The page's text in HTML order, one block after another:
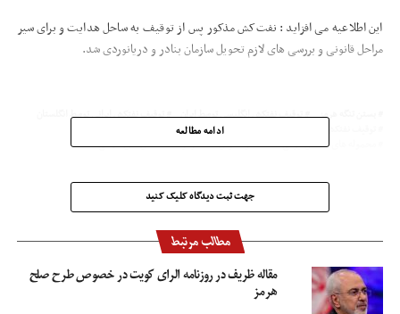
این اطلاعیه می افزاید : نفت‌کش مذکور پس از توقیف به ساحل هدایت و برای سیر
مراحل قانونی و بررسی های لازم تحویل سازمان بنادر و دریانوردی شد.
بستن تنگه هرمز توقیف نفتکش انگلیسی توسط ایران
توقیف نفتکش ایرانی توسط انگلستان
حمله عربستان به نفتکش ایرانی
محموله های نفتکش ایرانی
مسدود کردن تنگه هرمز نفتکش های عمانی
جهت ثبت دیدگاه کلیک کنید
ادامه مطالعه
مطالب مرتبط
مقاله ظریف در روزنامه الرای کویت در خصوص طرح صلح
هرمز